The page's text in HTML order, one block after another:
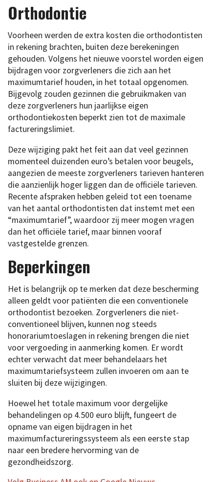
Orthodontie
Voorheen werden de extra kosten die orthodontisten
in rekening brachten, buiten deze berekeningen
gehouden. Volgens het nieuwe voorstel worden eigen
bijdragen voor zorgverleners die zich aan het
maximumtarief houden, in het totaal opgenomen.
Bijgevolg zouden gezinnen die gebruikmaken van
deze zorgverleners hun jaarlijkse eigen
orthodontiekosten beperkt zien tot de maximale
factureringslimiet.
Deze wijziging pakt het feit aan dat veel gezinnen
momenteel duizenden euro’s betalen voor beugels,
aangezien de meeste zorgverleners tarieven hanteren
die aanzienlijk hoger liggen dan de officiële tarieven.
Recente afspraken hebben geleid tot een toename
van het aantal orthodontisten dat instemt met een
“maximumtarief”, waardoor zij meer mogen vragen
dan het officiële tarief, maar binnen vooraf
vastgestelde grenzen.
Beperkingen
Het is belangrijk op te merken dat deze bescherming
alleen geldt voor patiënten die een conventionele
orthodontist bezoeken. Zorgverleners die niet-
conventioneel blijven, kunnen nog steeds
honorariumtoeslagen in rekening brengen die niet
voor vergoeding in aanmerking komen. Er wordt
echter verwacht dat meer behandelaars het
maximumtariefsysteem zullen invoeren om aan te
sluiten bij deze wijzigingen.
Hoewel het totale maximum voor dergelijke
behandelingen op 4.500 euro blijft, fungeert de
opname van eigen bijdragen in het
maximumfactureringssysteem als een eerste stap
naar een bredere hervorming van de
gezondheidszorg.